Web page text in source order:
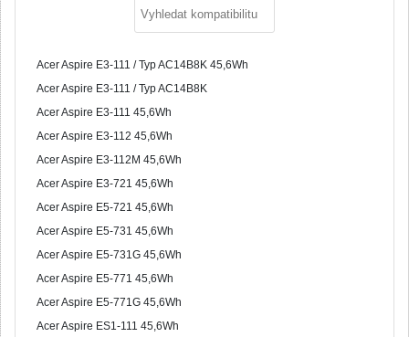
Acer Aspire E3-111 / Typ AC14B8K 45,6Wh
Acer Aspire E3-111 / Typ AC14B8K
Acer Aspire E3-111 45,6Wh
Acer Aspire E3-112 45,6Wh
Acer Aspire E3-112M 45,6Wh
Acer Aspire E3-721 45,6Wh
Acer Aspire E5-721 45,6Wh
Acer Aspire E5-731 45,6Wh
Acer Aspire E5-731G 45,6Wh
Acer Aspire E5-771 45,6Wh
Acer Aspire E5-771G 45,6Wh
Acer Aspire ES1-111 45,6Wh